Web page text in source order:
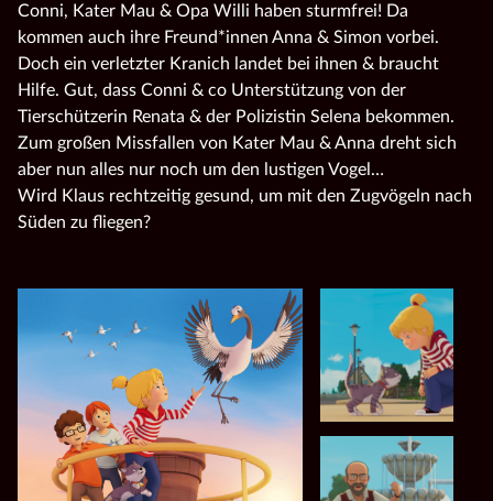
Conni, Kater Mau & Opa Willi haben sturmfrei! Da
kommen auch ihre Freund*innen Anna & Simon vorbei.
Doch ein verletzter Kranich landet bei ihnen & braucht
Hilfe. Gut, dass Conni & co Unterstützung von der
Tierschützerin Renata & der Polizistin Selena bekommen.
Zum großen Missfallen von Kater Mau & Anna dreht sich
aber nun alles nur noch um den lustigen Vogel…
Wird Klaus rechtzeitig gesund, um mit den Zugvögeln nach
Süden zu fliegen?